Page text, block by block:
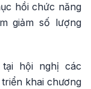
hồi chức năng
giảm số lượng
hội nghị các
khai chương